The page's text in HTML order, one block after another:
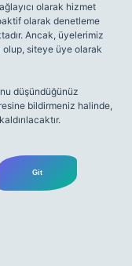
olarak hizmet
olarak denetleme
Ancak, üyelerimiz
olup, siteye üye olarak
düşündüğünüz
bildirmeniz halinde,